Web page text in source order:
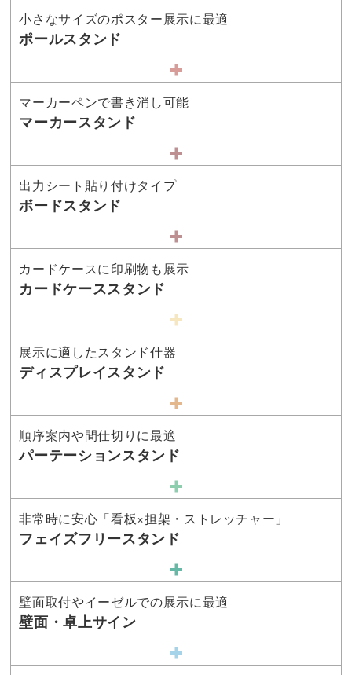
小さなサイズのポスター展示に最適
ポールスタンド
マーカーペンで書き消し可能
マーカースタンド
出力シート貼り付けタイプ
ボードスタンド
カードケースに印刷物も展示
カードケーススタンド
展示に適したスタンド什器
ディスプレイスタンド
順序案内や間仕切りに最適
パーテーションスタンド
非常時に安心「看板×担架・ストレッチャー」
フェイズフリースタンド
壁面取付やイーゼルでの展示に最適
壁面・卓上サイン